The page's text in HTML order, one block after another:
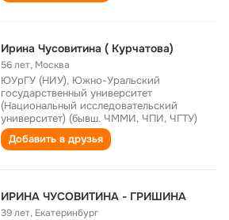
Ирина Чусовитина ( Курчатова)
56 лет, Москва
ЮУрГУ (НИУ), Южно-Уральский
государственный университет
(Национальный исследовательский
университет) (бывш. ЧММИ, ЧПИ, ЧГТУ)
Добавить в друзья
ИРИНА ЧУСОВИТИНА - ГРИШИНА
39 лет, Екатеринбург